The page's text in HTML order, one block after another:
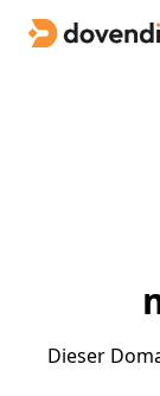
Dieser